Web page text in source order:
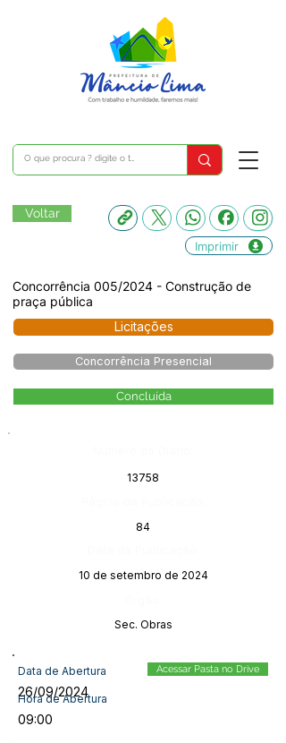
Voltar
Imprimir
Concorrência 005/2024 - Construção de
praça pública
Licitações
Concorrência Presencial
Concluída
13758
84
10 de setembro de 2024
Sec. Obras
Data de Abertura
26/09/2024
Hora de Abertura
09:00
Acessar Pasta no Drive